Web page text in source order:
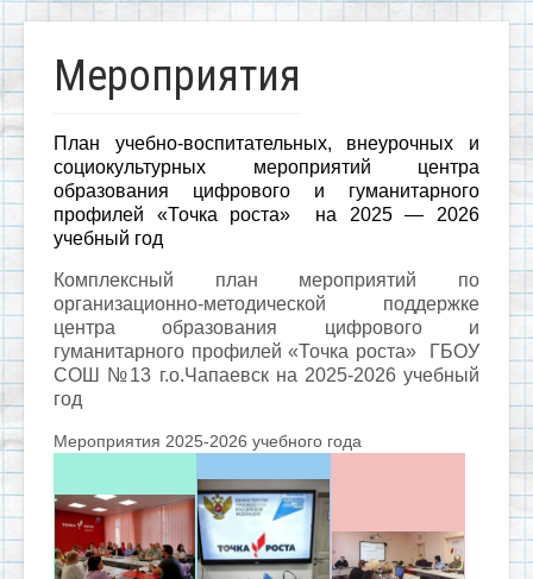
Мероприятия
План учебно-воспитательных, внеурочных и
социокультурных мероприятий центра
образования цифрового и гуманитарного
профилей «Точка роста» на 2025 — 2026
учебный год
Комплексный план мероприятий по
организационно-методической поддержке
центра образования цифрового и
гуманитарного профилей «Точка роста» ГБОУ
СОШ №13 г.о.Чапаевск на 2025-2026 учебный
год
Мероприятия 2025-2026 учебного года